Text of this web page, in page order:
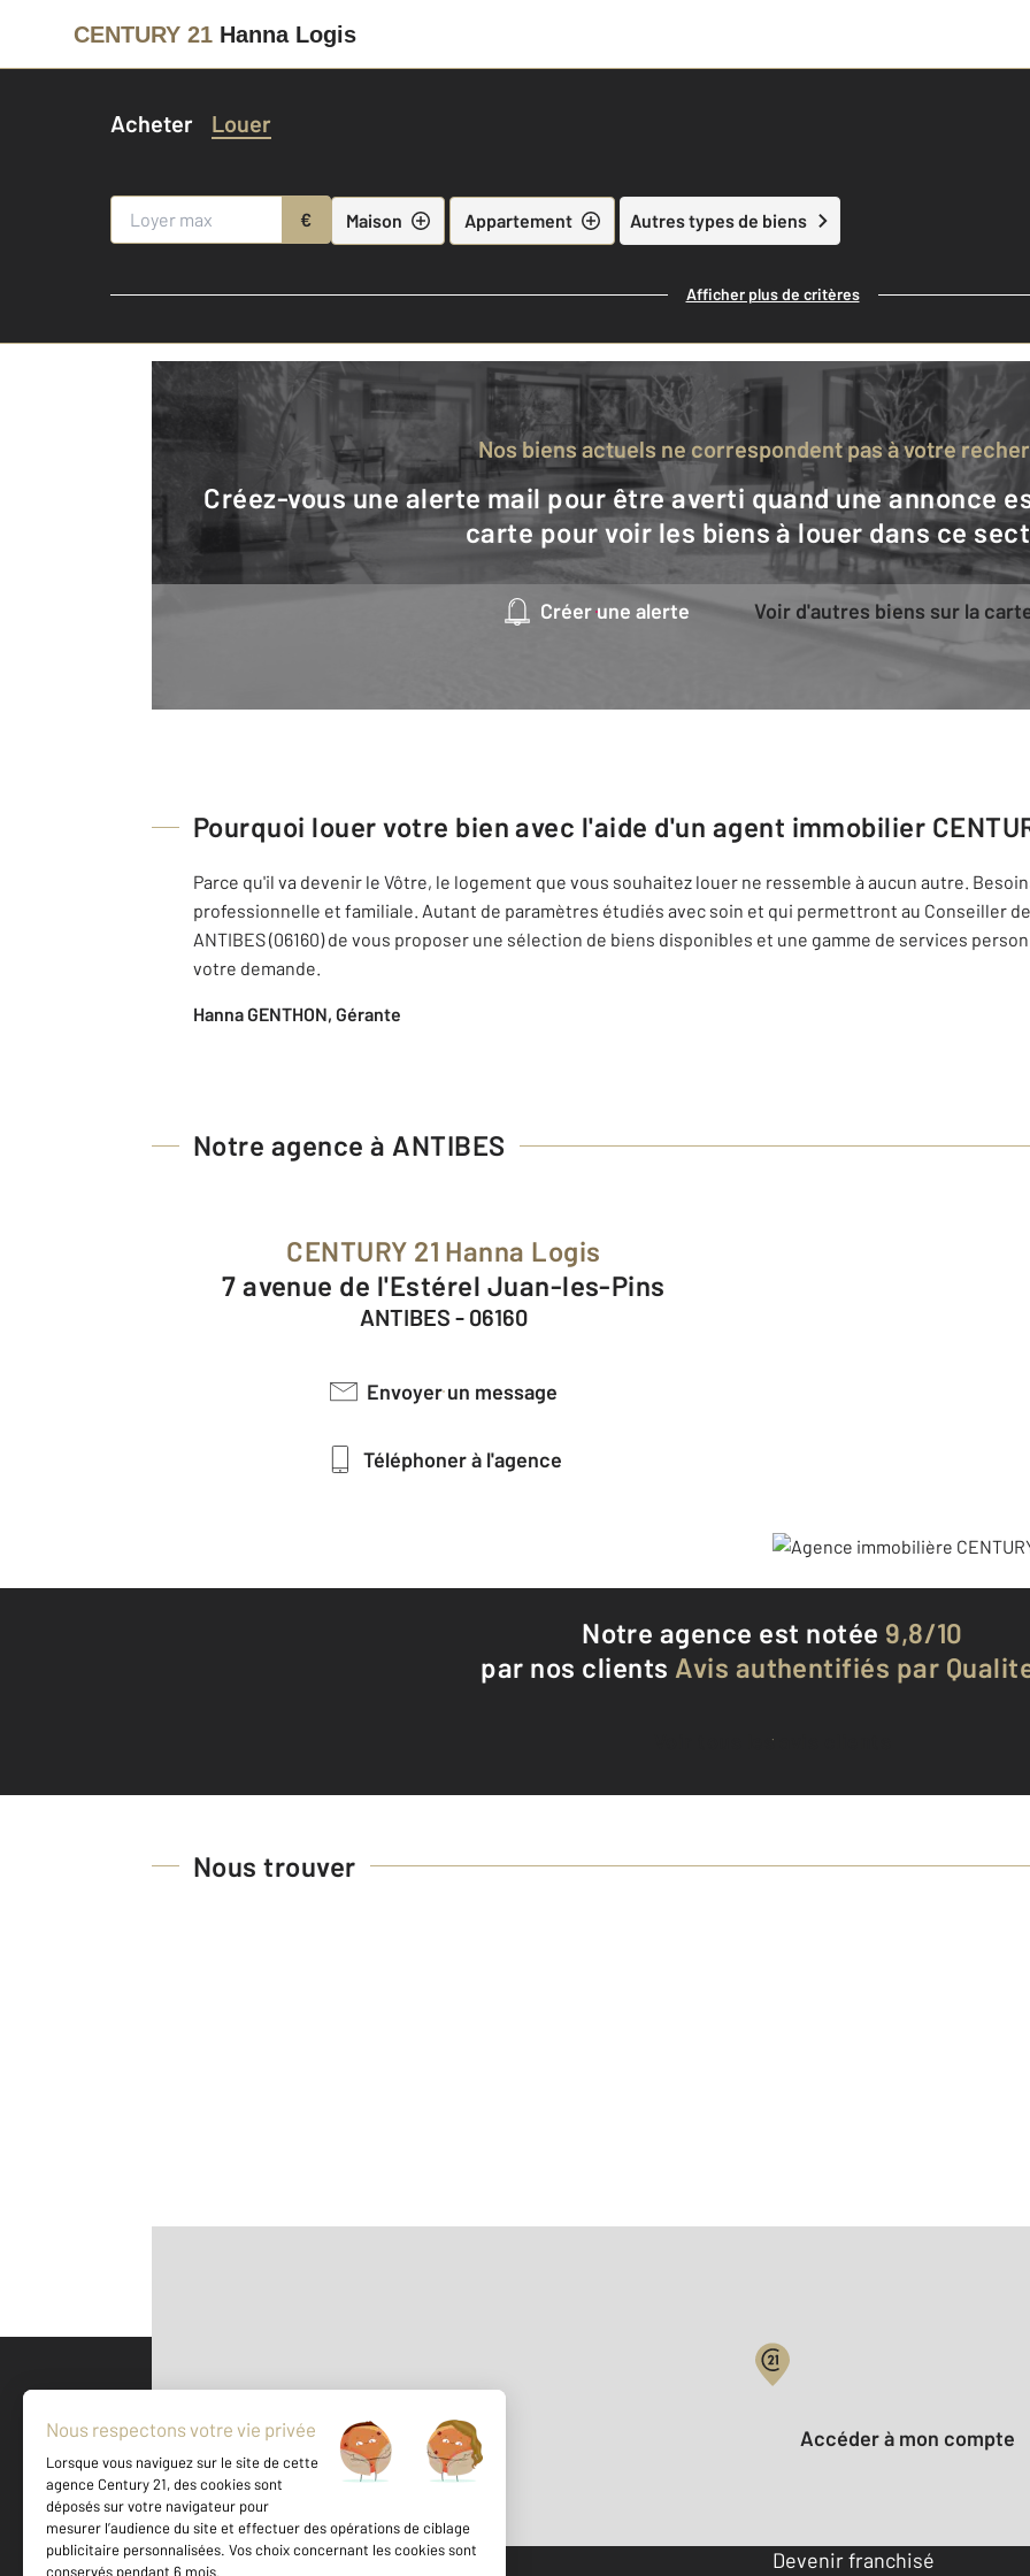
CENTURY 21 Hanna Logis
Acheter Louer
€ Maison Appartement Autres types de biens
Afficher plus de critères
Nos biens actuels ne correspondent pas à votre
Créez-vous une alerte mail pour être averti quand une annonce est en ligne et consultez la
carte pour voir les biens à louer dans ce
Créer une alerte Voir d'autres biens sur la
Pourquoi louer votre bien avec l'aide d'un agent immobilier
Parce qu'il va devenir le Vôtre, le logement que vous souhaitez louer ne ressemble à aucun autre.
professionnelle et familiale. Autant de paramètres étudiés avec soin et qui permettront au Conseiller
ANTIBES (06160) de vous proposer une sélection de biens disponibles et une gamme de services
votre demande.
Hanna GENTHON, Gérante
Notre agence à ANTIBES
CENTURY 21 Hanna Logis
7 avenue de l'Estérel Juan-les-Pins
ANTIBES - 06160
Envoyer un message
Téléphoner à l'agence
Notre agence est notée 9,8/10
par nos clients Avis authentifiés par
Voir tous les avis clients
Nous trouver
500 m ©Mappy
Parlons de vous, parlons biens
Votre compte :
Accéder à mon compte
Devenir franchisé